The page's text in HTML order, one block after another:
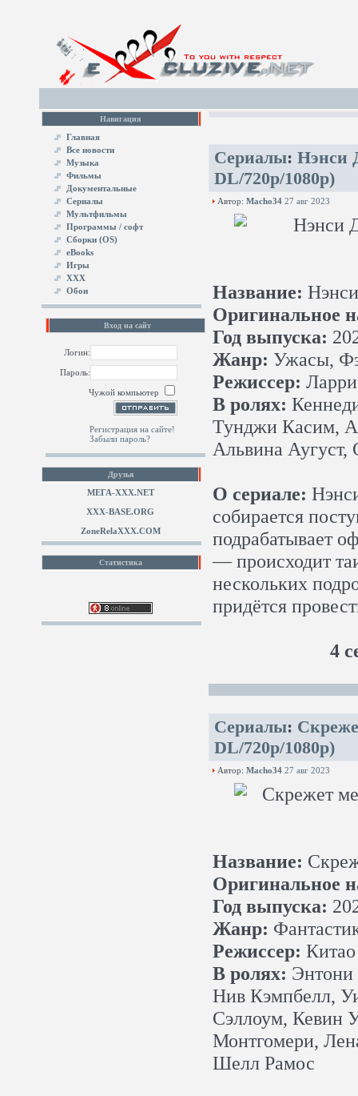
Навигация
Главная
Все новости
Музыка
Фильмы
Документальные
Сериалы
Мультфильмы
Программы / софт
Сборки (OS)
eBooks
Игры
XXX
Обои
Вход на сайт
Логин:
Пароль:
Чужой компьютер
Регистрация на сайте!
Забыли пароль?
Друзья
МЕГА-ХХХ.NET
XXX-BASE.ORG
ZoneRelaXXX.COM
Статистика
Сериалы: Нэнси
DL/720p/1080p)
Автор: Macho34 27 авг 2023
Название:
Оригинальное
Год выпуска:
Жанр: Ужасы,
Режиссер:
В ролях:
Тунджи Касим,
Альвина
О сериале:
собирается
подрабатывает
— происходит
нескольких
придётся
4
Сериалы:
DL/720p/1080p)
Автор: Macho34 27 авг 2023
Название:
Оригинальное
Год выпуска:
Жанр:
Режиссер:
В ролях:
Нив Кэмпбелл,
Сэллоум, Кевин
Монтгомери,
Шелл Рамос